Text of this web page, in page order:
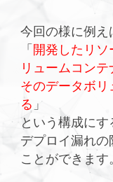
今回の様に例え
「 開発したリ
リュームコン
そのデータボリ
る 」
という構成にす
デプロイ漏れの
ことができます